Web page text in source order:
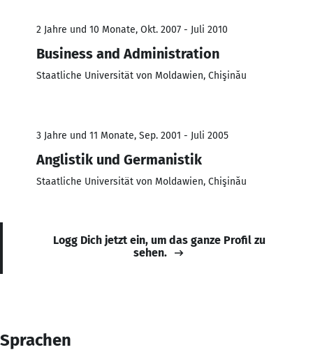
2 Jahre und 10 Monate, Okt. 2007 - Juli 2010
Business and Administration
Staatliche Universität von Moldawien, Chişinău
3 Jahre und 11 Monate, Sep. 2001 - Juli 2005
Anglistik und Germanistik
Staatliche Universität von Moldawien, Chişinău
Logg Dich jetzt ein, um das ganze Profil zu
sehen.
Sprachen